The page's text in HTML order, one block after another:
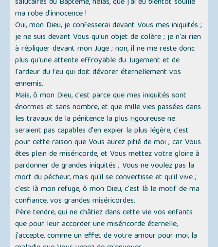
ma robe d'innocence !
Oui, mon Dieu, je confesserai devant Vous mes iniquités ;
je ne suis devant Vous qu'un objet de colère ; je n'ai rien
à répliquer devant mon Juge ; non, il ne me reste donc
plus qu'une attente effroyable du Jugement et de
l'ardeur du feu qui doit dévorer éternellement vos
ennemis.
Mais, ô mon Dieu, c'est parce que mes iniquités sont
énormes et sans nombre, et que mille vies passées dans
les travaux de la pénitence la plus rigoureuse ne
seraient pas capables d'en expier la plus légère, c'est
pour cette raison que Vous aurez pitié de moi ; car Vous
êtes plein de miséricorde, et Vous mettez votre gloire à
pardonner de grandes iniquités ; Vous ne voulez pas la
mort du pécheur, mais qu'il se convertisse et qu'il vive ;
c'est là mon refuge, ô mon Dieu, c'est là le motif de ma
confiance, vos grandes miséricordes.
Père tendre, qui ne châtiez dans cette vie vos enfants
que pour leur accorder une miséricorde éternelle,
j'accepte, comme un effet de votre amour pour moi, la